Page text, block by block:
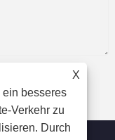
X
besseres
Verkehr zu
Durch